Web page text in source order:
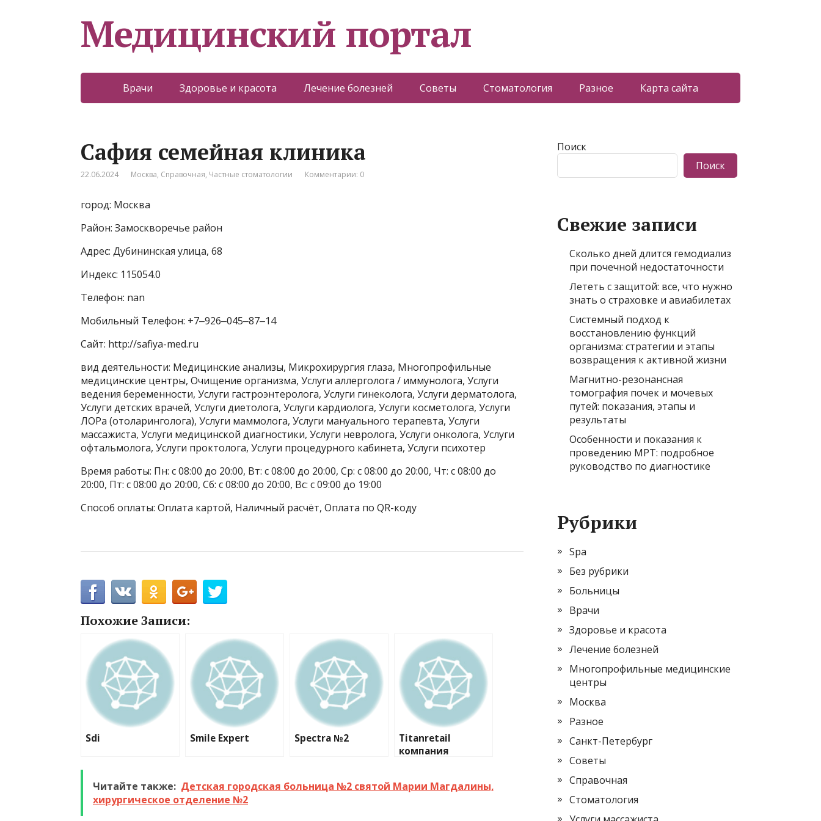
Медицинский портал
Врачи Здоровье и красота Лечение болезней Советы Стоматология Разное Карта сайта
Сафия семейная клиника
22.06.2024 Москва, Справочная, Частные стоматологии Комментарии: 0
город: Москва
Район: Замоскворечье район
Адрес: Дубининская улица, 68
Индекс: 115054.0
Телефон: nan
Мобильный Телефон: +7‒926‒045‒87‒14
Сайт: http://safiya-med.ru
вид деятельности: Медицинские анализы, Микрохирургия глаза, Многопрофильные
медицинские центры, Очищение организма, Услуги аллерголога / иммунолога, Услуги
ведения беременности, Услуги гастроэнтеролога, Услуги гинеколога, Услуги дерматолога,
Услуги детских врачей, Услуги диетолога, Услуги кардиолога, Услуги косметолога, Услуги
ЛОРа (отоларинголога), Услуги маммолога, Услуги мануального терапевта, Услуги
массажиста, Услуги медицинской диагностики, Услуги невролога, Услуги онколога, Услуги
офтальмолога, Услуги проктолога, Услуги процедурного кабинета, Услуги психотер
Время работы: Пн: с 08:00 до 20:00, Вт: с 08:00 до 20:00, Ср: с 08:00 до 20:00, Чт: с 08:00 до
20:00, Пт: с 08:00 до 20:00, Сб: с 08:00 до 20:00, Вс: с 09:00 до 19:00
Способ оплаты: Оплата картой, Наличный расчёт, Оплата по QR-коду
Похожие Записи:
Sdi Smile Expert Spectra №2
Titanretail
компания
Читайте также: Детская городская больница №2 святой Марии Магдалины,
хирургическое отделение №2
Поиск
Поиск
Свежие записи
Сколько дней длится гемодиализ
при почечной недостаточности
Лететь с защитой: все, что нужно
знать о страховке и авиабилетах
Системный подход к
восстановлению функций
организма: стратегии и этапы
возвращения к активной жизни
Магнитно-резонансная
томография почек и мочевых
путей: показания, этапы и
результаты
Особенности и показания к
проведению МРТ: подробное
руководство по диагностике
Рубрики
Spa
Без рубрики
Больницы
Врачи
Здоровье и красота
Лечение болезней
Многопрофильные медицинские
центры
Москва
Разное
Санкт-Петербург
Советы
Справочная
Стоматология